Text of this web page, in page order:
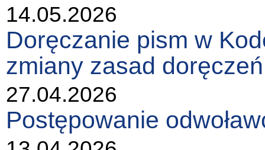
14.05.2026
Doręczanie pism w
zmiany zasad doręczeń
27.04.2026
Postępowanie